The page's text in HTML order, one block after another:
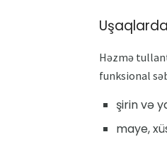
Həzmə
funksional
şirin və
maye,